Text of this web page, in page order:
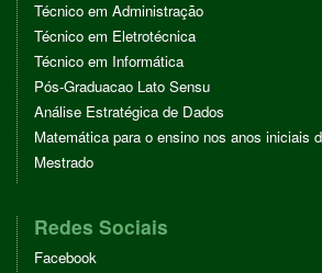
Técnico em Administração
Técnico em Eletrotécnica
Técnico em Informática
Pós-Graduacao Lato Sensu
Análise Estratégica de Dados
Matemática para o ensino nos anos iniciais
Mestrado
Redes Sociais
Facebook